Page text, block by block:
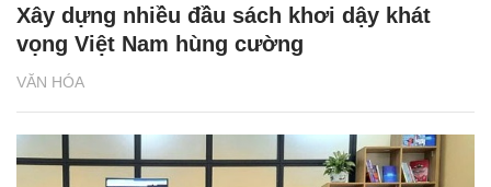
VĂN HÓA
Xây dựng nhiều đầu sách khơi dậy khát
vọng Việt Nam hùng cường